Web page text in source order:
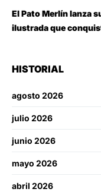
El Pato Merlín lanza
ilustrada que
HISTORIAL
agosto 2026
julio 2026
junio 2026
mayo 2026
abril 2026